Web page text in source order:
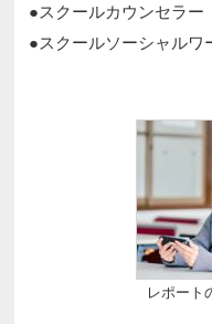
●スクールカウンセラー
●スクールソーシャルワ
レポート